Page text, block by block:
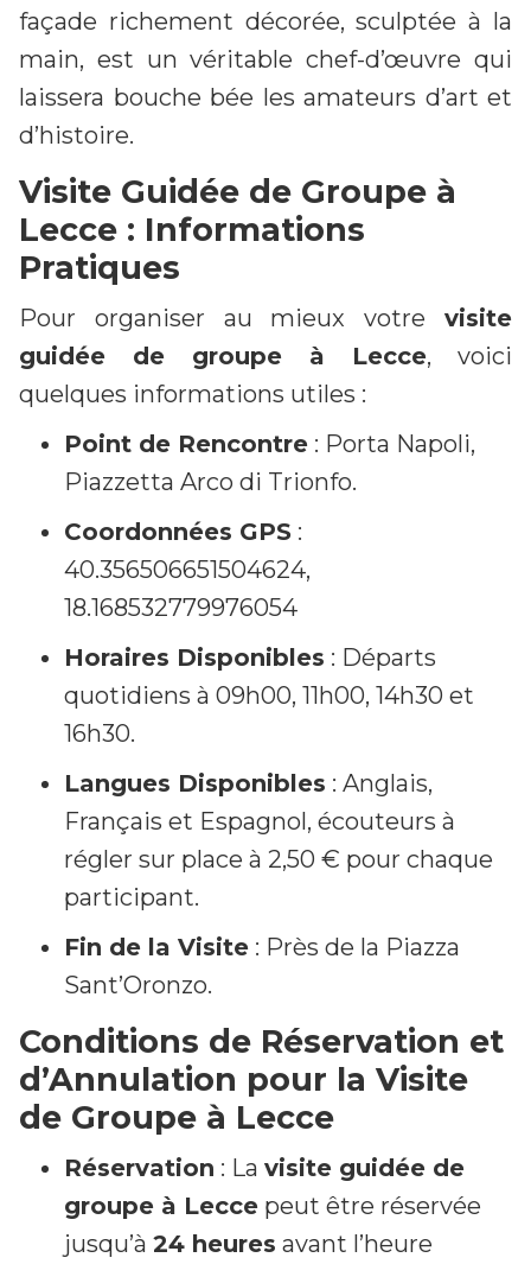
façade richement décorée, sculptée à la
main, est un véritable chef-d’œuvre qui
laissera bouche bée les amateurs d’art et
d’histoire.
Visite Guidée de Groupe à
Lecce : Informations
Pratiques
Pour organiser au mieux votre visite
guidée de groupe à Lecce, voici
quelques informations utiles :
Point de Rencontre : Porta Napoli,
Piazzetta Arco di Trionfo.
Coordonnées GPS :
40.356506651504624,
18.168532779976054
Horaires Disponibles : Départs
quotidiens à 09h00, 11h00, 14h30 et
16h30.
Langues Disponibles : Anglais,
Français et Espagnol, écouteurs à
régler sur place à 2,50 € pour chaque
participant.
Fin de la Visite : Près de la Piazza
Sant’Oronzo.
Conditions de Réservation et
d’Annulation pour la Visite
de Groupe à Lecce
Réservation : La visite guidée de
groupe à Lecce peut être réservée
jusqu’à 24 heures avant l’heure